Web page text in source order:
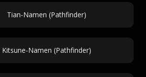
Tian-Namen (Pathfinder)
Kitsune-Namen (Pathfinder)